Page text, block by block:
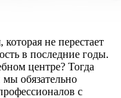
не перестает
в последние годы.
центре? Тогда
обязательно
с